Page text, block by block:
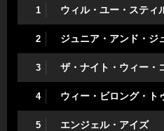
1 ウィル・ユー・スティ
2 ジュニア・アンド・ジ
3 ザ・ナイト・ウィー・
4 ウィー・ビロング・ト
5 エンジェル・アイズ